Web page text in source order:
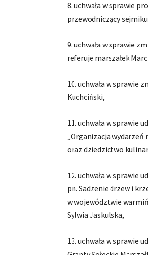
8. uchwała w sprawie
przewodniczący
9. uchwała w sprawie
referuje marszałek
10. uchwała w sprawie
Kuchciński,
11. uchwała w sprawie
„Organizacja
oraz dziedzictwo
12. uchwała w sprawie
pn. Sadzenie drzew i
w województwie
Sylwia Jaskulska,
13. uchwała w sprawie